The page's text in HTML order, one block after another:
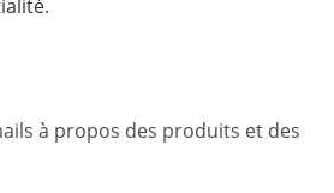
.
à propos des produits et des